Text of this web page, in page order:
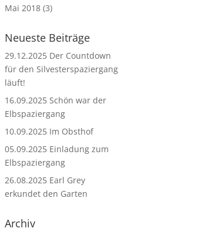
Mai 2018 (3)
Neueste Beiträge
29.12.2025 Der Countdown
für den Silvesterspaziergang
läuft!
16.09.2025 Schön war der
Elbspaziergang
10.09.2025 Im Obsthof
05.09.2025 Einladung zum
Elbspaziergang
26.08.2025 Earl Grey
erkundet den Garten
Archiv